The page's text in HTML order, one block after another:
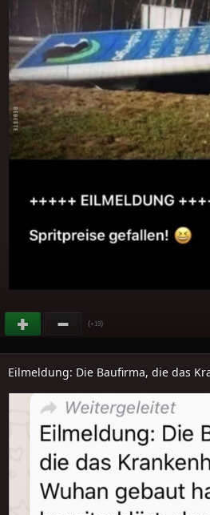
(+19)
Eilmeldung: Die Baufirma, die das